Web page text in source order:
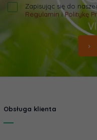
Zapisując się do
RegulaminiPolitykę
Obsługa klienta